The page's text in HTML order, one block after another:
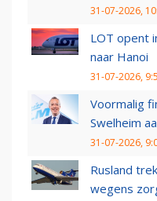
31-07-2026,
LOT opent
naar Hanoi
31-07-2026,
Voormalig
Swelheim
31-07-2026,
Rusland
wegens